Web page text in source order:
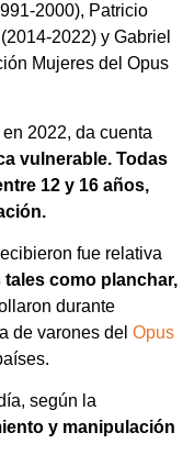
2000), Patricio
2022) y Gabriel
Mujeres del Opus
2022, da cuenta
vulnerable. Todas
12 y 16 años,
fue relativa
como planchar,
durante
de varones del Opus
según la
y manipulación